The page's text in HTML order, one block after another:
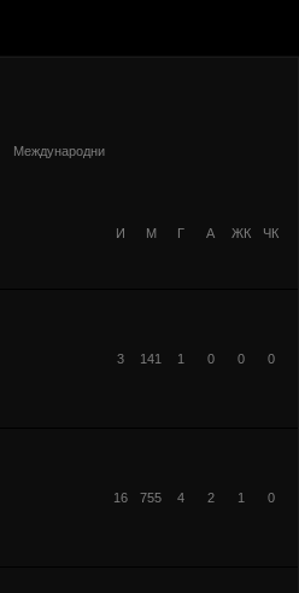
Международни
И М Г А ЖК ЧК
3 141 1 0 0 0
16 755 4 2 1 0